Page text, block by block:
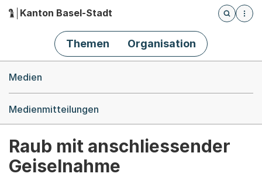
Hauptnavigation
Kanton Basel-Stadt
Öffnet
Themen Organisation
Medien
Medienmitteilungen
Raub mit anschliessender
Geiselnahme